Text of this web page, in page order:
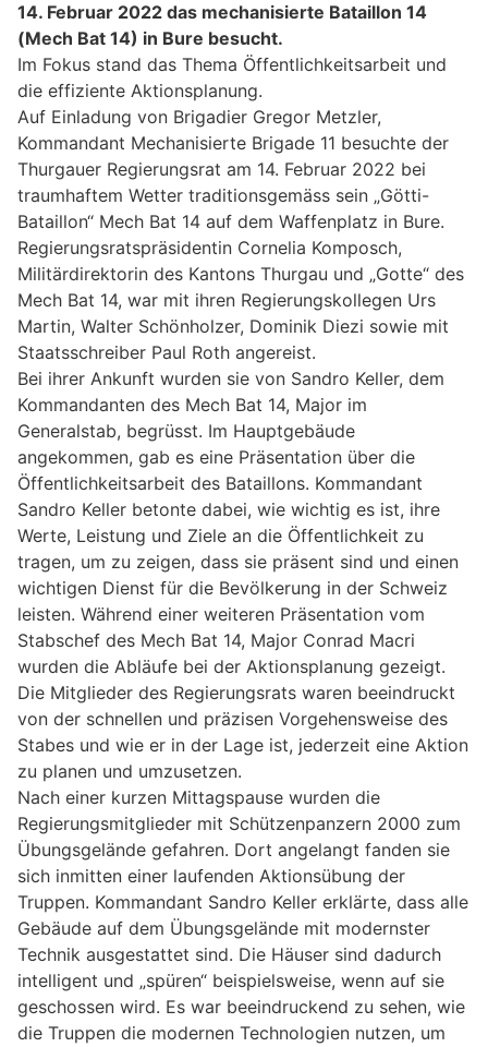
14. Februar 2022 das mechanisierte Bataillon 14
(Mech Bat 14) in Bure besucht.
Im Fokus stand das Thema Öffentlichkeitsarbeit und
die effiziente Aktionsplanung.
Auf Einladung von Brigadier Gregor Metzler,
Kommandant Mechanisierte Brigade 11 besuchte der
Thurgauer Regierungsrat am 14. Februar 2022 bei
traumhaftem Wetter traditionsgemäss sein „Götti-
Bataillon“ Mech Bat 14 auf dem Waffenplatz in Bure.
Regierungsratspräsidentin Cornelia Komposch,
Militärdirektorin des Kantons Thurgau und „Gotte“ des
Mech Bat 14, war mit ihren Regierungskollegen Urs
Martin, Walter Schönholzer, Dominik Diezi sowie mit
Staatsschreiber Paul Roth angereist.
Bei ihrer Ankunft wurden sie von Sandro Keller, dem
Kommandanten des Mech Bat 14, Major im
Generalstab, begrüsst. Im Hauptgebäude
angekommen, gab es eine Präsentation über die
Öffentlichkeitsarbeit des Bataillons. Kommandant
Sandro Keller betonte dabei, wie wichtig es ist, ihre
Werte, Leistung und Ziele an die Öffentlichkeit zu
tragen, um zu zeigen, dass sie präsent sind und einen
wichtigen Dienst für die Bevölkerung in der Schweiz
leisten. Während einer weiteren Präsentation vom
Stabschef des Mech Bat 14, Major Conrad Macri
wurden die Abläufe bei der Aktionsplanung gezeigt.
Die Mitglieder des Regierungsrats waren beeindruckt
von der schnellen und präzisen Vorgehensweise des
Stabes und wie er in der Lage ist, jederzeit eine Aktion
zu planen und umzusetzen.
Nach einer kurzen Mittagspause wurden die
Regierungsmitglieder mit Schützenpanzern 2000 zum
Übungsgelände gefahren. Dort angelangt fanden sie
sich inmitten einer laufenden Aktionsübung der
Truppen. Kommandant Sandro Keller erklärte, dass alle
Gebäude auf dem Übungsgelände mit modernster
Technik ausgestattet sind. Die Häuser sind dadurch
intelligent und „spüren“ beispielsweise, wenn auf sie
geschossen wird. Es war beeindruckend zu sehen, wie
die Truppen die modernen Technologien nutzen, um